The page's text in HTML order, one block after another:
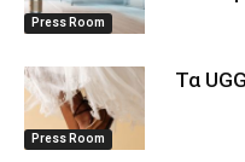
Press Room
Press Room
Τα